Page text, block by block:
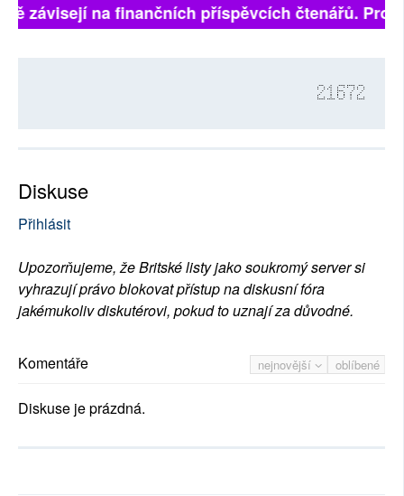
závisejí na finančních příspěvcích čtenářů.
21672
Diskuse
Přihlásit
Upozorňujeme, že Britské listy jako soukromý server si
vyhrazují právo blokovat přístup na diskusní fóra
jakémukoliv diskutérovi, pokud to uznají za důvodné.
nejnovější oblíbené
Komentáře
Diskuse je prázdná.